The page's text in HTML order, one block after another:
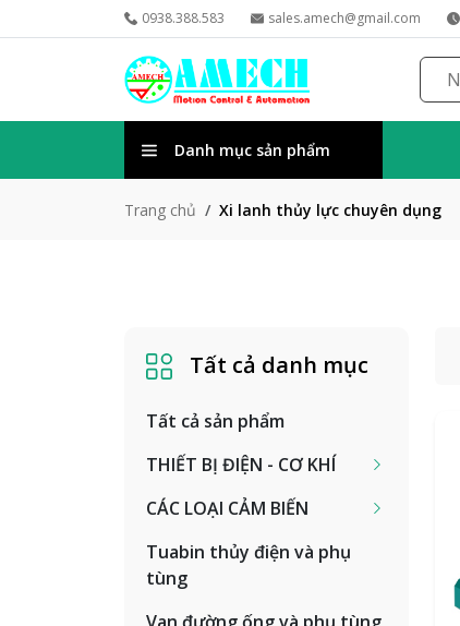
0938.388.583 sales.amech@gmail.com
Danh mục sản phẩm
Trang chủ Xi lanh thủy lực chuyên dụng
Tất cả danh mục
Tất cả sản phẩm
THIẾT BỊ ĐIỆN - CƠ KHÍ
CÁC LOẠI CẢM BIẾN
Tuabin thủy điện và phụ
tùng